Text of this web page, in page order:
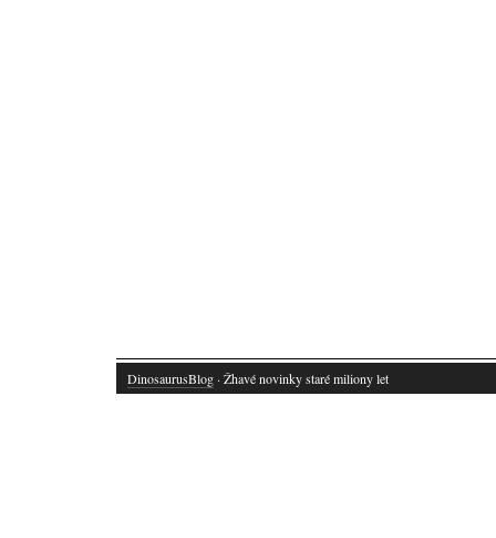
DinosaurusBlog · Žhavé novinky staré miliony let